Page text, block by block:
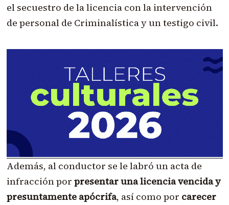
el secuestro de la licencia con la intervención
de personal de Criminalística y un testigo civil.
Además, al conductor se le labró un acta de
infracción por presentar una licencia vencida y
presuntamente apócrifa, así como por carecer